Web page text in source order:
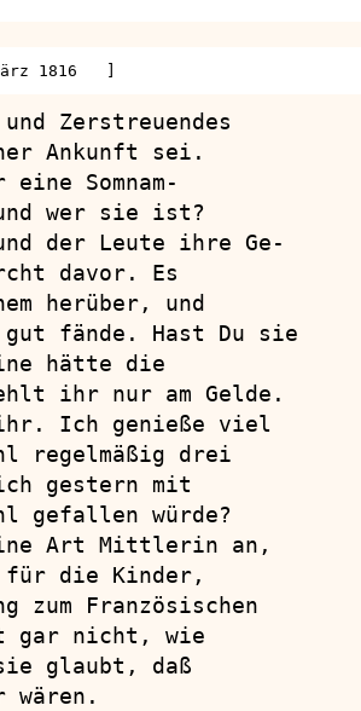
1816   ]
Zerstreuendes
Ankunft sei.
Somnam-
wer sie ist?
der Leute ihre Ge-
davor. Es
herüber, und
fände. Hast Du sie
hätte die
ihr nur am Gelde.
Ich genieße viel
regelmäßig drei
gestern mit
gefallen würde?
Art Mittlerin an,
die Kinder,
zum Französischen
gar nicht, wie
glaubt, daß
wären.